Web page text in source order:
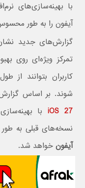
با بهینه‌سازی‌های
آیفون را به طور
گزارش‌های جدید
تمرکز ویژه‌ای روی
کاربران بتوانند از
شوند. بر اساس
iOS 27با
نسخه‌های قبلی به
آیفون خواهد شد.